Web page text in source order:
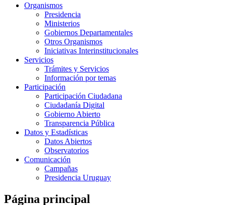
Organismos
Presidencia
Ministerios
Gobiernos Departamentales
Otros Organismos
Iniciativas Interinstitucionales
Servicios
Trámites y Servicios
Información por temas
Participación
Participación Ciudadana
Ciudadanía Digital
Gobierno Abierto
Transparencia Pública
Datos y Estadísticas
Datos Abiertos
Observatorios
Comunicación
Campañas
Presidencia Uruguay
Página principal